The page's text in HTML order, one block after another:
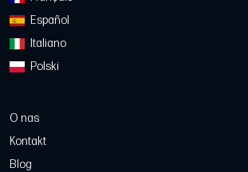
Español
Italiano
Polski
O nas
Kontakt
Blog